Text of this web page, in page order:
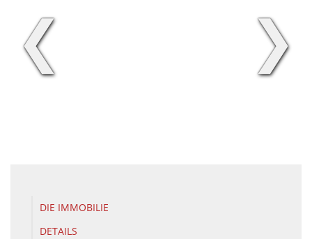
❮ ❯
DIE IMMOBILIE
DETAILS